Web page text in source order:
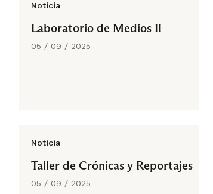
Noticia
Laboratorio de Medios II
05 / 09 / 2025
Noticia
Taller de Crónicas y Reportajes
05 / 09 / 2025